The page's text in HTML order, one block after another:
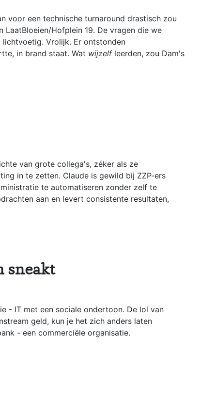
voor een technische turnaround drastisch zou
Hofplein 19. De vragen die we
lichtvoetig. Vrolijk. Er ontstonden
in brand staat. Wat wijzelfleerden, zou Dam's
van grote collega's, zéker als ze
in te zetten. Claude is gewild bij ZZP-ers
te automatiseren zonder zelf te
aan en levert consistente resultaten,
sneakt
- IT met een sociale ondertoon. De lol van
geld, kun je het zich anders laten
- een commerciële organisatie.